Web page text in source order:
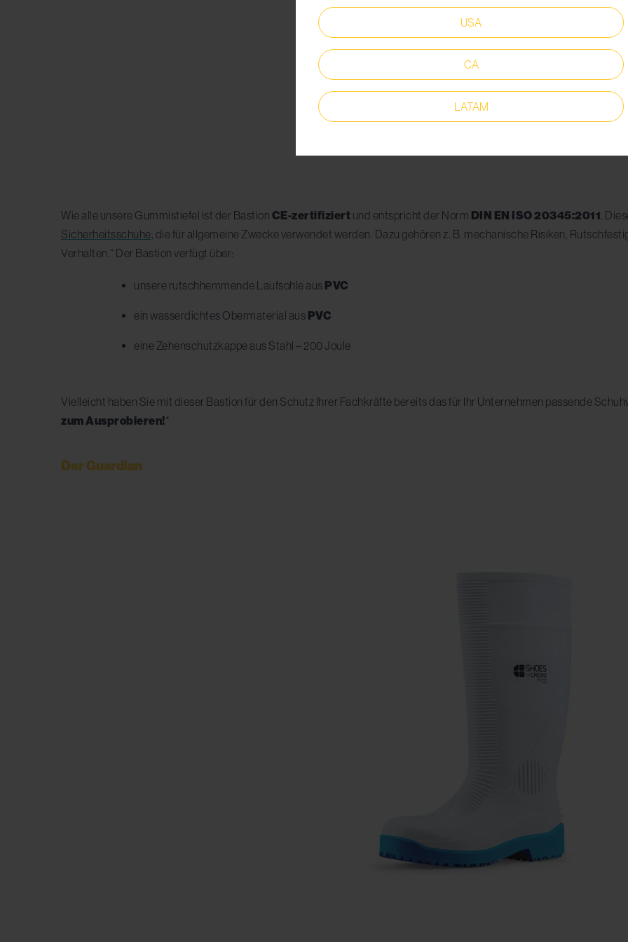
USA
CA
LATAM
Wie alle unsere Gummistiefel ist der Bastion CE-zertifiziert und entspricht der Norm DIN EN ISO 20345:2011
Sicherheitsschuhe , die für allgemeine Zwecke verwendet werden. Dazu gehören z. B. mechanische Risiken,
Verhalten.“ Der Bastion verfügt über:
unsere rutschhemmende Laufsohle aus PVC
ein wasserdichtes Obermaterial aus PVC
eine Zehenschutzkappe aus Stahl – 200 Joule
Vielleicht haben Sie mit dieser Bastion für den Schutz Ihrer Fachkräfte bereits das für Ihr Unternehmen passende
zum Ausprobieren!*
Der Guardian